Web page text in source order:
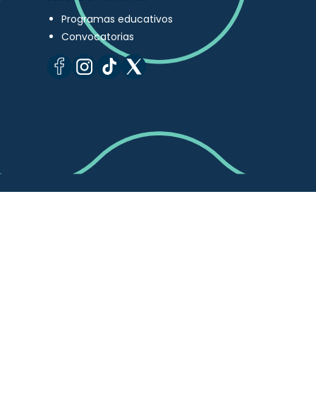
Programas educativos
Convocatorias